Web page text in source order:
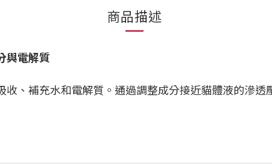
商品描述
與電解質
、補充水和電解質。通過調整成分接近貓體液的滲